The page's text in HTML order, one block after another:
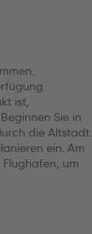
ist,
Sie in
die Altstadt.
ein. Am
um